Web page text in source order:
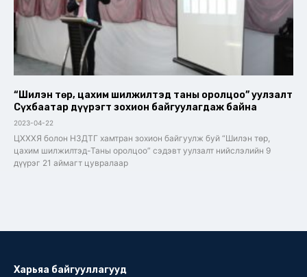
“Шилэн төр, цахим шилжилтэд таны оролцоо” уулзалт
Сүхбаатар дүүрэгт зохион байгуулагдаж байна
2023-04-22
ЦХХХЯ болон НЗДТГ хамтран зохион байгуулж буй “Шилэн төр,
цахим шилжилтэд-Таны оролцоо” сэдэвт уулзалт нийслэлийн 9
дүүрэг 21 аймагт цувралаар
Харьяа байгууллагууд